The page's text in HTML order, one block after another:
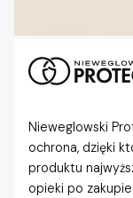
Nieweglowski
ochrona, dzięki
produktu
opieki po zakupie.